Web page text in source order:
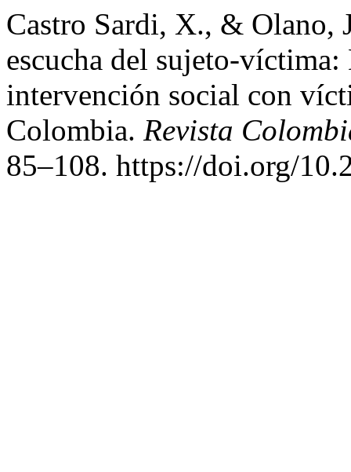
Castro Sardi, X., & Olano,
escucha del sujeto-
intervención social con
Colombia. Revista
85–108. https://doi.org/